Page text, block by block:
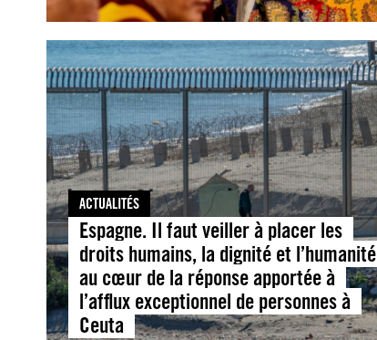
ACTUALITÉS
Espagne. Il faut veiller à placer les
droits humains, la dignité et l’humanité
au cœur de la réponse apportée à
l’afflux exceptionnel de personnes à
Ceuta